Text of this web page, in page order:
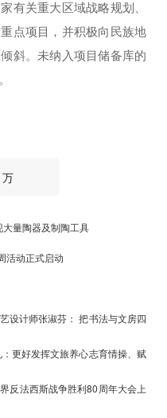
有关重大区域战略规划、
点项目，并积极向民族地
斜。未纳入项目储备库的
大量陶器及制陶工具
活动正式启动
设计师张淑芬： 把书法与文房四
更好发挥文旅养心志育情操、赋
反法西斯战争胜利80周年大会上